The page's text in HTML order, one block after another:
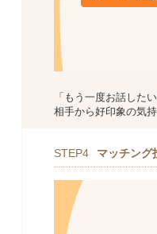
「もう一度お話した
相手から好印象の気
STEP4 マッチング